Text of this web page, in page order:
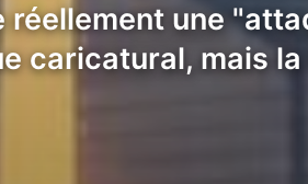
réellement une
caricatural, mais